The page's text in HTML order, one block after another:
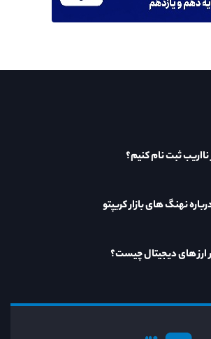
ثبت نام کنیم؟
نهنگ های بازار کریپتو
ارز های دیجیتال چیست؟